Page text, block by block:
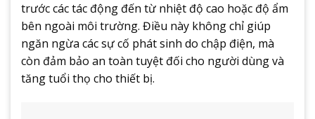
trước các tác động đến từ nhiệt độ cao hoặc độ ẩm
bên ngoài môi trường. Điều này không chỉ giúp
ngăn ngừa các sự cố phát sinh do chập điện, mà
còn đảm bảo an toàn tuyệt đối cho người dùng và
tăng tuổi thọ cho thiết bị.